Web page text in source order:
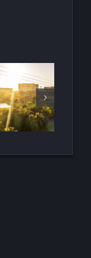
HALO垂直
动项目荣
LOOP设
计奖